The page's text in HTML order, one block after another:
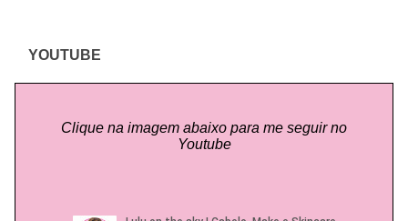
YOUTUBE
Clique na imagem abaixo para me seguir no
Youtube